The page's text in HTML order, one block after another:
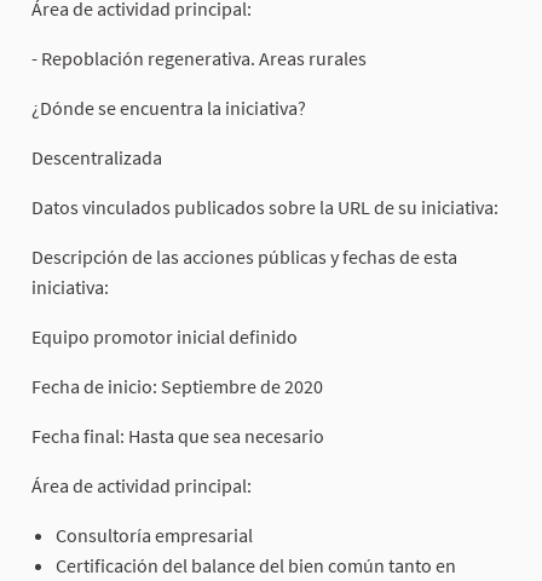
Área de actividad principal:
- Repoblación regenerativa. Areas rurales
¿Dónde se encuentra la iniciativa?
Descentralizada
Datos vinculados publicados sobre la URL de su iniciativa:
Descripción de las acciones públicas y fechas de esta
iniciativa:
Equipo promotor inicial definido
Fecha de inicio: Septiembre de 2020
Fecha final: Hasta que sea necesario
Área de actividad principal:
Consultoría empresarial
Certificación del balance del bien común tanto en